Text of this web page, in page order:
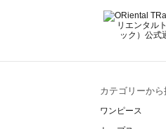
カテゴリーから
ワンピース